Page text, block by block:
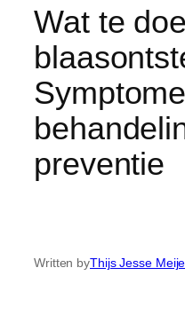
Wat te
preventie
Written byThijs Jesse